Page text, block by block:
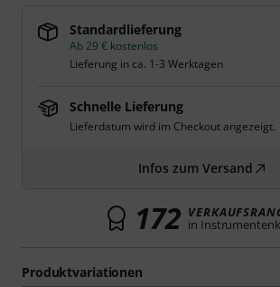
Produktvariationen
Standardlieferung
Ab 29 € kostenlos
Lieferung in ca. 1-3 Werktagen
Schnelle Lieferung
Lieferdatum wird im Checkout angezeigt.
Infos zum Versand
172 in